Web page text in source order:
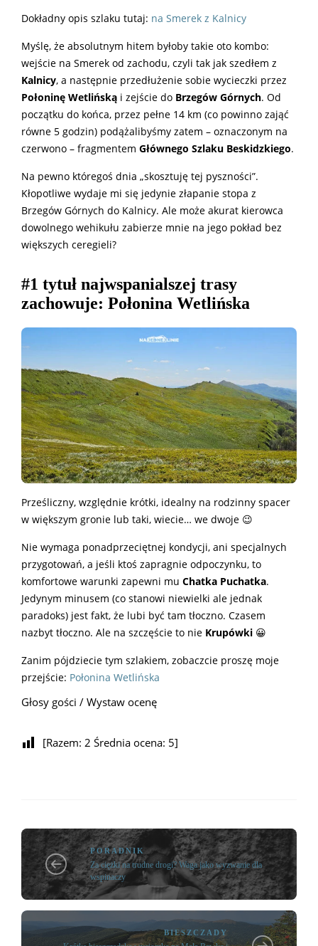
Dokładny opis szlaku tutaj: na Smerek z Kalnicy
Myślę, że absolutnym hitem byłoby takie oto kombo:
wejście na Smerek od zachodu, czyli tak jak szedłem z
Kalnicy, a następnie przedłużenie sobie wycieczki przez
Połoninę Wetlińską i zejście do Brzegów Górnych. Od
początku do końca, przez pełne 14 km (co powinno zająć
równe 5 godzin) podążalibyśmy zatem – oznaczonym na
czerwono – fragmentem Głównego Szlaku Beskidzkiego.
Na pewno któregoś dnia „skosztuję tej pyszności”.
Kłopotliwe wydaje mi się jedynie złapanie stopa z
Brzegów Górnych do Kalnicy. Ale może akurat kierowca
dowolnego wehikułu zabierze mnie na jego pokład bez
większych ceregieli?
#1 tytuł najwspanialszej trasy
zachowuje: Połonina Wetlińska
Prześliczny, względnie krótki, idealny na rodzinny spacer
w większym gronie lub taki, wiecie… we dwoje 😉
Nie wymaga ponadprzeciętnej kondycji, ani specjalnych
przygotowań, a jeśli ktoś zapragnie odpoczynku, to
komfortowe warunki zapewni mu Chatka Puchatka.
Jedynym minusem (co stanowi niewielki ale jednak
paradoks) jest fakt, że lubi być tam tłoczno. Czasem
nazbyt tłoczno. Ale na szczęście to nie Krupówki 😀
Zanim pójdziecie tym szlakiem, zobaczcie proszę moje
przejście: Połonina Wetlińska
Głosy gości / Wystaw ocenę
[Razem: 2 Średnia ocena: 5]
PORADNIK
Za ciężki na trudne drogi? Waga jako wyzwanie dla
wspinaczy
BIESZCZADY